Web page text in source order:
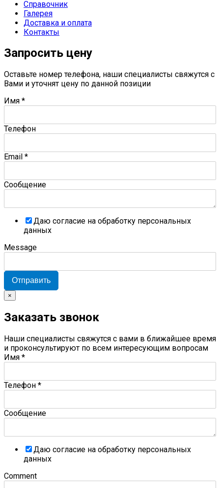
Справочник
Галерея
Доставка и оплата
Контакты
Запросить цену
Оставьте номер телефона, наши специалисты свяжутся с
Вами и уточнят цену по данной позиции
Имя *
Телефон
Email *
Сообщение
Даю согласие на обработку персональных
данных
Message
Отправить
×
Заказать звонок
Наши специалисты свяжутся с вами в ближайшее время
и проконсультируют по всем интересующим вопросам
Имя *
Телефон *
Сообщение
Даю согласие на обработку персональных
данных
Comment